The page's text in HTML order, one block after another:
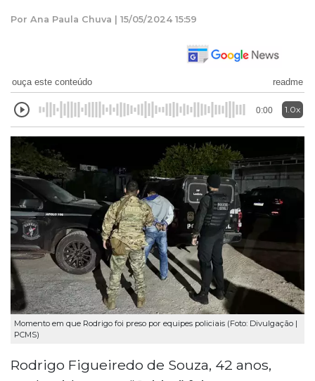
Por Ana Paula Chuva | 15/05/2024 15:59
ouça este conteúdo readme
0:00 1.0x
Momento em que Rodrigo foi preso por equipes policiais (Foto: Divulgação |
PCMS)
Rodrigo Figueiredo de Souza, 42 anos,